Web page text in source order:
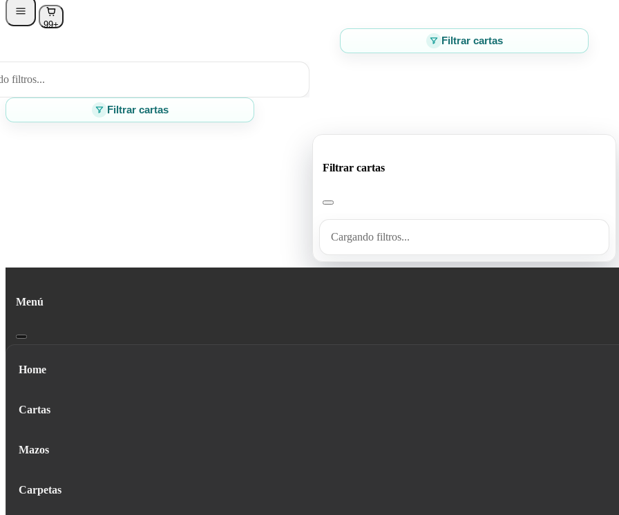
99+
Filtrar cartas
filtros...
Filtrar cartas
Filtrar cartas
Cargando filtros...
Menú
Home
Cartas
Mazos
Carpetas